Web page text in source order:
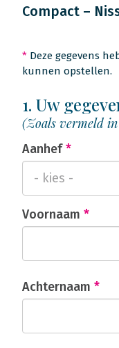
Compact –
* Deze gegevens
kunnen opstellen.
1. Uw
(Zoals vermeld
Aanhef*
Voornaam *
Achternaam *